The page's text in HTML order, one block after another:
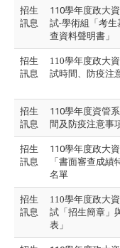
招生
訊息
110學年度政大
試-學術組「考
查資料聲明書」
招生
訊息
110學年度政大
試時間、防疫注
招生
訊息
110學年度資管
間及防疫注意事
招生
訊息
110學年度政大
「書面審查成績
名單
招生
訊息
110學年度政大
試「招生簡章」
表」